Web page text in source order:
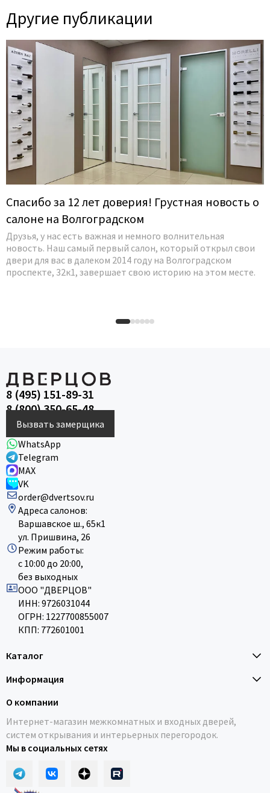
Другие публикации
14 Июля 2026
Спасибо за 12 лет доверия! Грустная новость о
салоне на Волгоградском
Друзья, у нас есть важная и немного волнительная
новость. Наш самый первый салон, который открыл свои
двери для вас в далеком 2014 году на Волгоградском
проспекте, 32к1, завершает свою историю на этом месте.
8 (495) 151-89-31
8 (800) 350-65-48
Вызвать замерщика
WhatsApp
Telegram
MAX
VK
order@dvertsov.ru
Адреса салонов:
Варшавское ш., 65к1
ул. Пришвина, 26
Режим работы:
с 10:00 до 20:00,
без выходных
ООО "ДВЕРЦОВ"
ИНН: 9726031044
ОГРН: 1227700855007
КПП: 772601001
Каталог
Информация
О компании
Интернет-магазин межкомнатных и входных дверей,
систем открывания и интерьерных перегородок.
Мы в социальных сетях